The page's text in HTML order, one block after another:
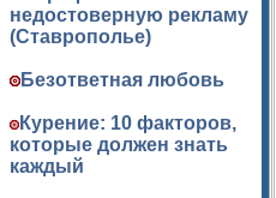
недостоверную рекламу
(Ставрополье)
Безответная любовь
Курение: 10 факторов,
которые должен знать
каждый